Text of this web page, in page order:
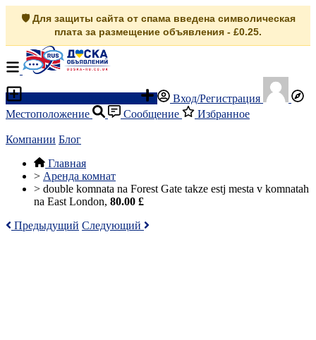
🛡️ Для защиты сайта от спама введена символическая
плата за размещение объявления - £0.25.
Вход/Регистрация
Местоположение
Сообщение Избранное
Компании Блог
Главная
> Аренда комнат
> double komnata na Forest Gate takze estj mesta v komnatah
na East London, 80.00 £
Предыдущий Следующий